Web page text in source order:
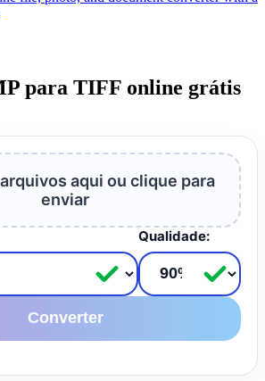
para TIFF online grátis
aqui ou clique para
enviar
Qualidade:
Converter